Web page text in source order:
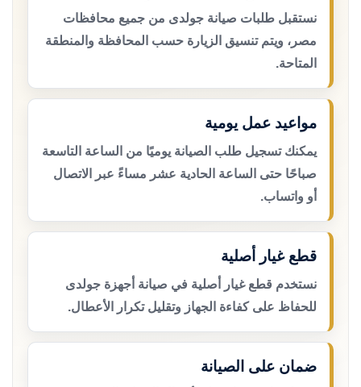
نستقبل طلبات صيانة جولدى من جميع محافظات
مصر، ويتم تنسيق الزيارة حسب المحافظة والمنطقة
المتاحة.
مواعيد عمل يومية
يمكنك تسجيل طلب الصيانة يوميًا من الساعة التاسعة
صباحًا حتى الساعة الحادية عشر مساءً عبر الاتصال
أو واتساب.
قطع غيار أصلية
نستخدم قطع غيار أصلية في صيانة أجهزة جولدى
للحفاظ على كفاءة الجهاز وتقليل تكرار الأعطال.
ضمان على الصيانة